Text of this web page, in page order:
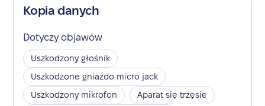
Kopia danych
Dotyczy objawów
Uszkodzony głośnik
Uszkodzone gniazdo micro jack
Uszkodzony mikrofon
Aparat się trzęsie